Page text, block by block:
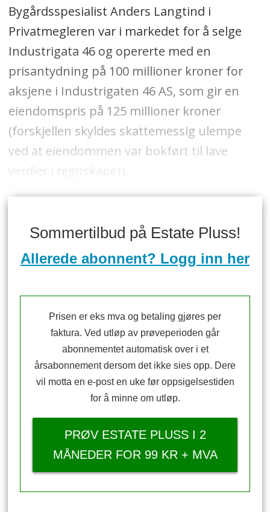
Bygårdsspesialist Anders Langtind i
Privatmegleren var i markedet for å selge
Industrigata 46 og opererte med en
prisantydning på 100 millioner kroner for
aksjene i Industrigaten 46 AS, som gir en
eiendomspris på 125 millioner kroner
(forskjellen skyldes skattemessig ulempe
ved at eiendommen var bokført til lave
verdier i regnskapet).
Sommertilbud på Estate Pluss!
Allerede abonnent? Logg inn her
Prisen er eks mva og betaling gjøres per
faktura. Ved utløp av prøveperioden går
abonnementet automatisk over i et
årsabonnement dersom det ikke sies opp. Dere
vil motta en e-post en uke før oppsigelsestiden
for å minne om utløp.
PRØV ESTATE PLUSS I 2
MÅNEDER FOR 99 KR + MVA